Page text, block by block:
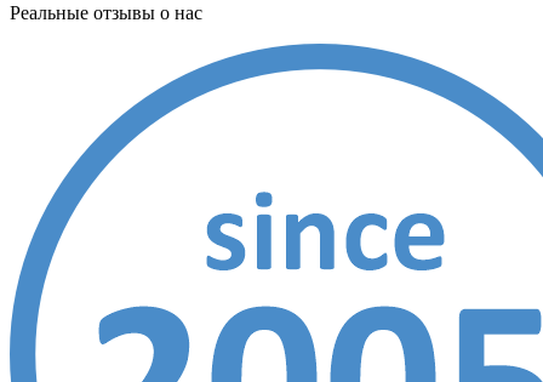
Реальные отзывы о нас